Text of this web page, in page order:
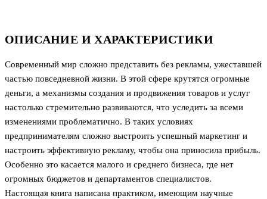
ОПИСАНИЕ И ХАРАКТЕРИСТИКИ
Современный мир сложно представить без рекламы, ужеставшей
частью повседневной жизни. В этой сфере крутятся огромные
деньги, а механизмы создания и продвижения товаров и услуг
настолько стремительно развиваются, что уследить за всеми
изменениями проблематично. В таких условиях
предпринимателям сложно выстроить успешный маркетинг и
настроить эффективную рекламу, чтобы она приносила прибыль.
Особенно это касается малого и среднего бизнеса, где нет
огромных бюджетов и департаментов специалистов.
Настоящая книга написана практиком, имеющим научные